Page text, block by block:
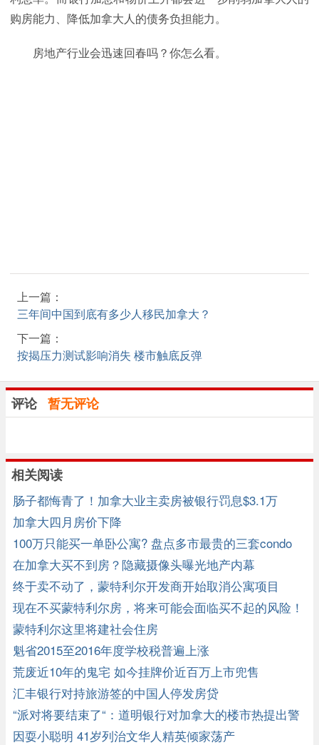
购房能力、降低加拿大人的债务负担能力。
房地产行业会迅速回春吗？你怎么看。
上一篇：
三年间中国到底有多少人移民加拿大？
下一篇：
按揭压力测试影响消失 楼市触底反弹
评论 暂无评论
相关阅读
肠子都悔青了！加拿大业主卖房被银行罚息$3.1万
加拿大四月房价下降
100万只能买一单卧公寓? 盘点多市最贵的三套condo
在加拿大买不到房？隐藏摄像头曝光地产内幕
终于卖不动了，蒙特利尔开发商开始取消公寓项目
现在不买蒙特利尔房，将来可能会面临买不起的风险！
蒙特利尔这里将建社会住房
魁省2015至2016年度学校税普遍上涨
荒废近10年的鬼宅 如今挂牌价近百万上市兜售
汇丰银行对持旅游签的中国人停发房贷
“派对将要结束了“：道明银行对加拿大的楼市热提出警
告
因耍小聪明 41岁列治文华人精英倾家荡产